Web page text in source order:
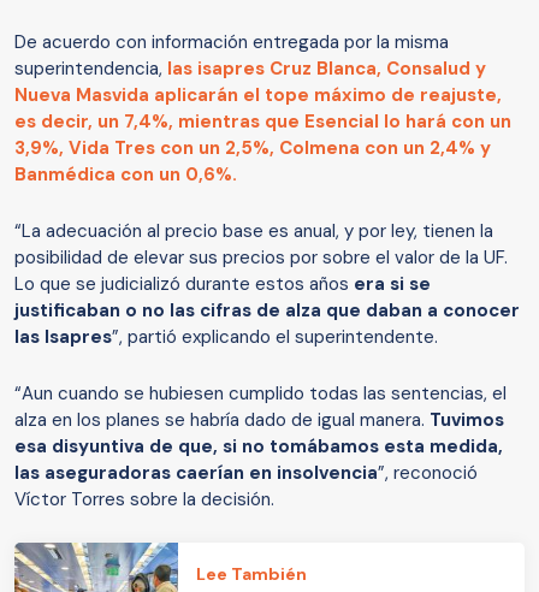
De acuerdo con información entregada por la misma
superintendencia, las isapres Cruz Blanca, Consalud y
Nueva Masvida aplicarán el tope máximo de reajuste,
es decir, un 7,4%, mientras que Esencial lo hará con un
3,9%, Vida Tres con un 2,5%, Colmena con un 2,4% y
Banmédica con un 0,6%.
“La adecuación al precio base es anual, y por ley, tienen la
posibilidad de elevar sus precios por sobre el valor de la UF.
Lo que se judicializó durante estos años era si se
justificaban o no las cifras de alza que daban a conocer
las Isapres”, partió explicando el superintendente.
“Aun cuando se hubiesen cumplido todas las sentencias, el
alza en los planes se habría dado de igual manera. Tuvimos
esa disyuntiva de que, si no tomábamos esta medida,
las aseguradoras caerían en insolvencia”, reconoció
Víctor Torres sobre la decisión.
Lee También